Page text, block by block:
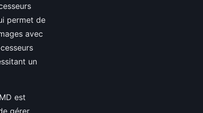
permet de
avec
un
est
gérer